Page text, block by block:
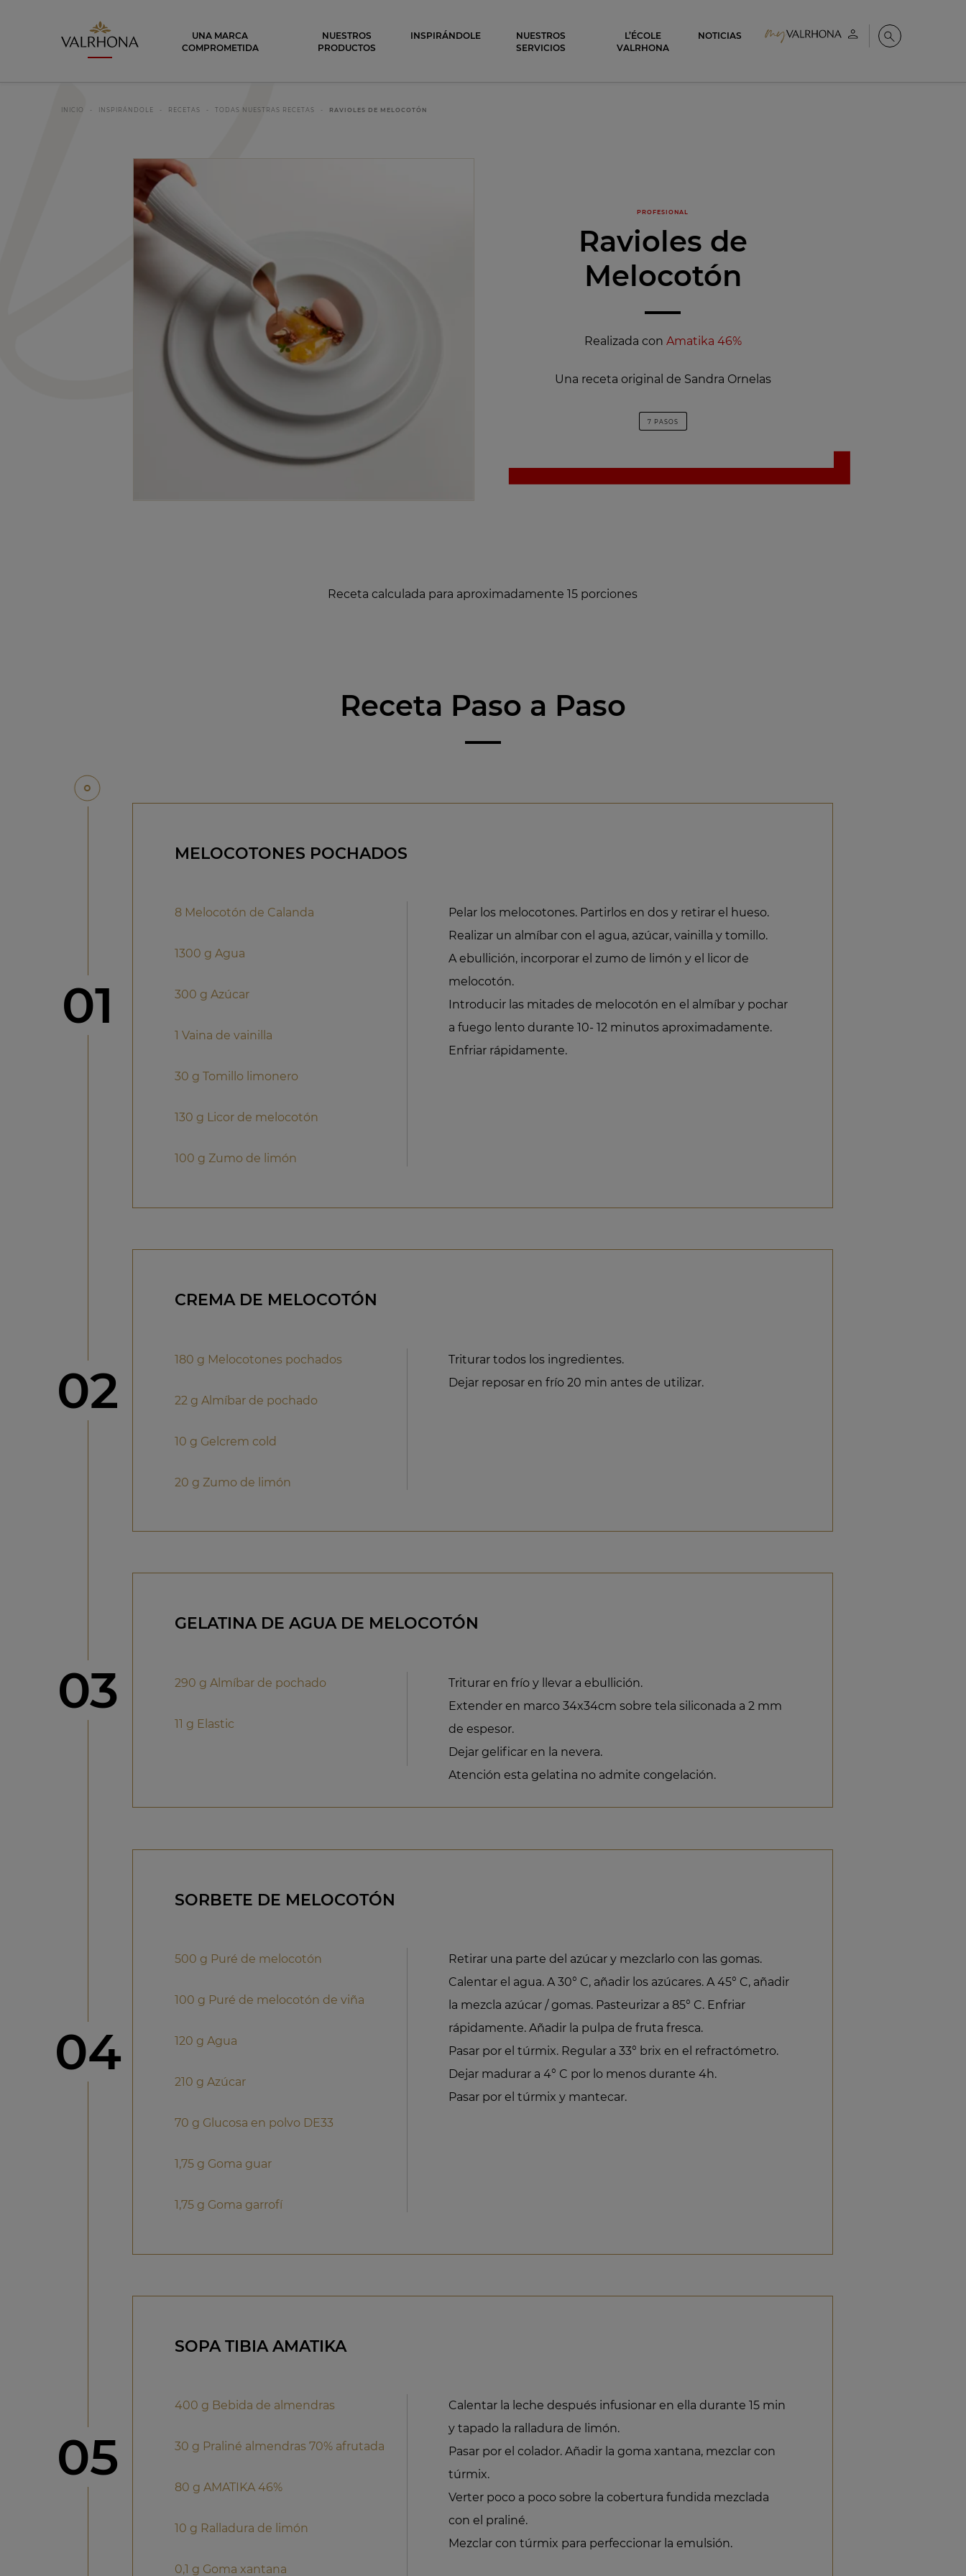
Valrhona - Imaginons le meilleur du chocolat
Mi cuenta Buscar
UNA MARCA
COMPROMETIDA
NUESTROS
PRODUCTOS
INSPIRÁNDOLE
NUESTROS
SERVICIOS
L’ÉCOLE
VALRHONA
NOTICIAS
INICIO INSPIRÁNDOLE RECETAS TODAS NUESTRAS RECETAS RAVIOLES DE MELOCOTÓN
PROFESIONAL
Ravioles de
Melocotón
Realizada con Amatika 46%
Una receta original de Sandra Ornelas
7 PASOS
Receta calculada para aproximadamente 15 porciones
Receta Paso a Paso
Paso
01
MELOCOTONES POCHADOS
8 Melocotón de Calanda
1300 g Agua
300 g Azúcar
1 Vaina de vainilla
30 g Tomillo limonero
130 g Licor de melocotón
100 g Zumo de limón
Pelar los melocotones. Partirlos en dos y retirar el hueso.
Realizar un almíbar con el agua, azúcar, vainilla y tomillo.
A ebullición, incorporar el zumo de limón y el licor de
melocotón.
Introducir las mitades de melocotón en el almíbar y pochar
a fuego lento durante 10- 12 minutos aproximadamente.
Enfriar rápidamente.
Paso
02
CREMA DE MELOCOTÓN
180 g Melocotones pochados
22 g Almíbar de pochado
10 g Gelcrem cold
20 g Zumo de limón
Triturar todos los ingredientes.
Dejar reposar en frío 20 min antes de utilizar.
Paso
03
GELATINA DE AGUA DE MELOCOTÓN
290 g Almíbar de pochado
11 g Elastic
Triturar en frío y llevar a ebullición.
Extender en marco 34x34cm sobre tela siliconada a 2 mm
de espesor.
Dejar gelificar en la nevera.
Atención esta gelatina no admite congelación.
Paso
04
SORBETE DE MELOCOTÓN
500 g Puré de melocotón
100 g Puré de melocotón de viña
120 g Agua
210 g Azúcar
70 g Glucosa en polvo DE33
1,75 g Goma guar
1,75 g Goma garrofí
Retirar una parte del azúcar y mezclarlo con las gomas.
Calentar el agua. A 30° C, añadir los azúcares. A 45° C, añadir
la mezcla azúcar / gomas. Pasteurizar a 85° C. Enfriar
rápidamente. Añadir la pulpa de fruta fresca.
Pasar por el túrmix. Regular a 33° brix en el refractómetro.
Dejar madurar a 4° C por lo menos durante 4h.
Pasar por el túrmix y mantecar.
Paso
05
SOPA TIBIA AMATIKA
400 g Bebida de almendras
30 g Praliné almendras 70% afrutada
80 g AMATIKA 46%
10 g Ralladura de limón
0,1 g Goma xantana
Calentar la leche después infusionar en ella durante 15 min
y tapado la ralladura de limón.
Pasar por el colador. Añadir la goma xantana, mezclar con
túrmix.
Verter poco a poco sobre la cobertura fundida mezclada
con el praliné.
Mezclar con túrmix para perfeccionar la emulsión.